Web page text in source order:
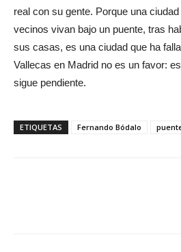
real con su gente. Porque una
vecinos vivan bajo un puente, tras
sus casas, es una ciudad que ha
Vallecas en Madrid no es un favor:
sigue pendiente.
ETIQUETAS Fernando Bódalo